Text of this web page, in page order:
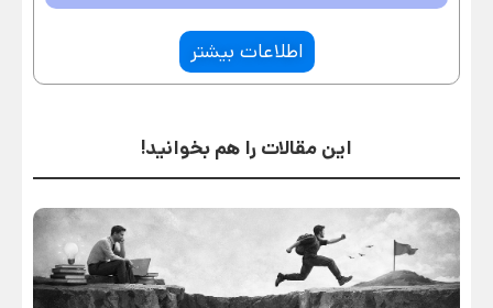
اطلاعات بیشتر
این مقالات را هم بخوانید!